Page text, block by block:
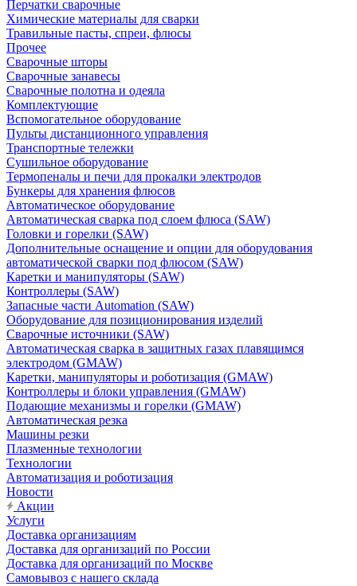
Перчатки сварочные
Химические материалы для сварки
Травильные пасты, спреи, флюсы
Прочее
Сварочные шторы
Сварочные занавесы
Сварочные полотна и одеяла
Комплектующие
Вспомогательное оборудование
Пульты дистанционного управления
Транспортные тележки
Сушильное оборудование
Термопеналы и печи для прокалки электродов
Бункеры для хранения флюсов
Автоматическое оборудование
Автоматическая сварка под слоем флюса (SAW)
Головки и горелки (SAW)
Дополнительные оснащение и опции для оборудования
автоматической сварки под флюсом (SAW)
Каретки и манипуляторы (SAW)
Контроллеры (SAW)
Запасные части Automation (SAW)
Оборудование для позиционирования изделий
Сварочные источники (SAW)
Автоматическая сварка в защитных газах плавящимся
электродом (GMAW)
Каретки, манипуляторы и роботизация (GMAW)
Контроллеры и блоки управления (GMAW)
Подающие механизмы и горелки (GMAW)
Автоматическая резка
Машины резки
Плазменные технологии
Технологии
Автоматизация и роботизация
Новости
Акции
Услуги
Доставка организациям
Доставка для организаций по России
Доставка для организаций по Москве
Самовывоз с нашего склада